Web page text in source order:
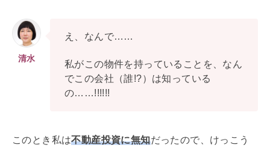
清水
え、なんで……
私がこの物件を持っていることを、なん
でこの会社（誰!?）は知っている
の……!!!!!!
このとき私は不動産投資に無知だったので、けっこう